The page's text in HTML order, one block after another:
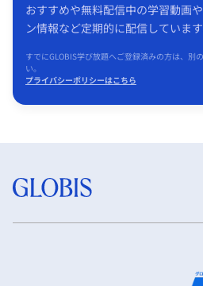
おすすめや無料配信中の学習動画
ン情報など定期的に配信しています
すでにGLOBIS学び放題へご登録済みの方は、別
い。
プライバシーポリシーはこちら